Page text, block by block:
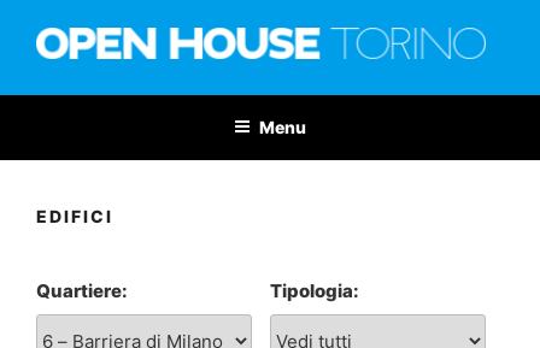
Menu
EDIFICI
Quartiere: Tipologia: